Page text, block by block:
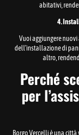
abitativi,
4.
Vuoi aggiungere nuovi
dell’installazione di
altro,
Perché
per
Borgo Vercelli è una